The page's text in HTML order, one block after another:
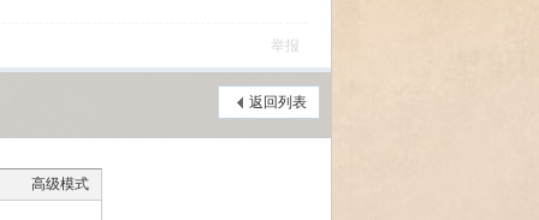
举报
返回列表
高级模式